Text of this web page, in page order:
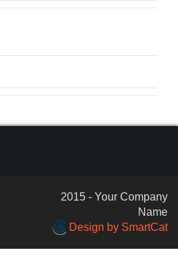
2015 - Your Company
Name
Design by SmartCat